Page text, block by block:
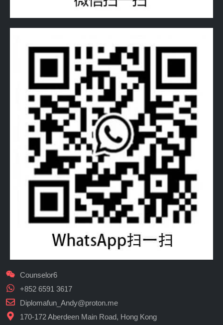
Counselor6
+852 6591 3617
Diplomafun_Andy@proton.me
170-172 Aberdeen Main Road, Hong Kong